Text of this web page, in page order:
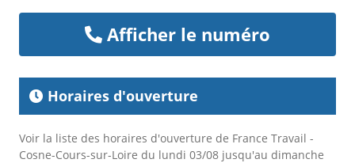
Afficher le numéro
Horaires d'ouverture
Voir la liste des horaires d'ouverture de France Travail -
Cosne-Cours-sur-Loire du lundi 03/08 jusqu'au dimanche